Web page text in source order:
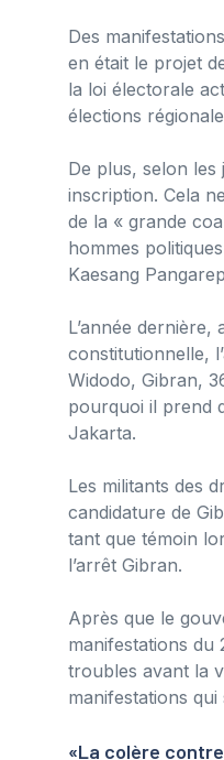
Des
en était le projet
la loi électorale
élections
De plus, selon les
inscription. Cela
de la « grande
hommes
Kaesang
L’année
constitutionnelle,
Widodo, Gibran,
pourquoi il prend
Jakarta.
Les militants des
candidature de
tant que témoin
l’arrêt Gibran.
Après que le
manifestations du
troubles avant la
manifestations
«La colère